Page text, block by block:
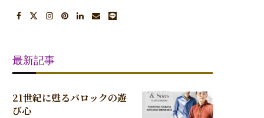
最新記事
21世紀に甦るバロックの遊
び心